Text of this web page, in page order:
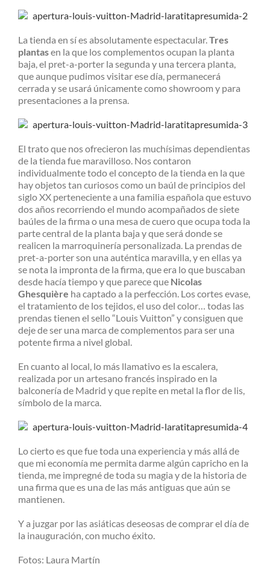
La tienda en sí es absolutamente espectacular.Tres
plantasen la que los complementos ocupan la planta
baja, el pret-a-porter la segunda y una tercera planta,
que aunque pudimos visitar ese día, permanecerá
cerrada y se usará únicamente como showroom y para
presentaciones a la prensa.
El trato que nos ofrecieron las muchísimas dependientas
de la tienda fue maravilloso. Nos contaron
individualmente todo el concepto de la tienda en la que
hay objetos tan curiosos como un baúl de principios del
siglo XX perteneciente a una familia española que estuvo
dos años recorriendo el mundo acompañados de siete
baúles de la firma o una mesa de cuero que ocupa toda la
parte central de la planta baja y que será donde se
realicen la marroquinería personalizada. La prendas de
pret-a-porter son una auténtica maravilla, y en ellas ya
se nota la impronta de la firma, que era lo que buscaban
desde hacía tiempo y que parece que Nicolas
Ghesquière ha captado a la perfección. Los cortes evase,
el tratamiento de los tejidos, el uso del color… todas las
prendas tienen el sello “Louis Vuitton” y consiguen que
deje de ser una marca de complementos para ser una
potente firma a nivel global.
En cuanto al local, lo más llamativo es la escalera,
realizada por un artesano francés inspirado en la
balconería de Madrid y que repite en metal la flor de lis,
símbolo de la marca.
Lo cierto es que fue toda una experiencia y más allá de
que mi economía me permita darme algún capricho en la
tienda, me impregné de toda su magia y de la historia de
una firma que es una de las más antiguas que aún se
mantienen.
Y a juzgar por las asiáticas deseosas de comprar el día de
la inauguración, con mucho éxito.
Fotos: Laura Martín